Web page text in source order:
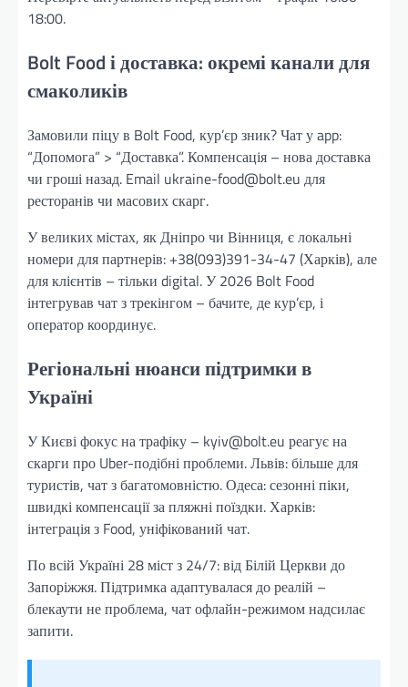
18:00.
Bolt Food і доставка: окремі канали для
смаколиків
Замовили піцу в Bolt Food, кур’єр зник? Чат у app:
“Допомога” > “Доставка”. Компенсація – нова доставка
чи гроші назад. Email ukraine-food@bolt.eu для
ресторанів чи масових скарг.
У великих містах, як Дніпро чи Вінниця, є локальні
номери для партнерів: +38(093)391-34-47 (Харків), але
для клієнтів – тільки digital. У 2026 Bolt Food
інтегрував чат з трекінгом – бачите, де кур’єр, і
оператор координує.
Регіональні нюанси підтримки в
Україні
У Києві фокус на трафіку – kyiv@bolt.eu реагує на
скарги про Uber-подібні проблеми. Львів: більше для
туристів, чат з багатомовністю. Одеса: сезонні піки,
швидкі компенсації за пляжні поїздки. Харків:
інтеграція з Food, уніфікований чат.
По всій Україні 28 міст з 24/7: від Білій Церкви до
Запоріжжя. Підтримка адаптувалася до реалій –
блекаути не проблема, чат офлайн-режимом надсилає
запити.